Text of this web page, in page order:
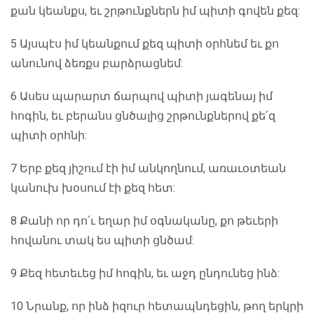
քան կեանքս, եւ շրթունքներն իմ պիտի գովեն քեզ:
5 Այսպէս իմ կեանքում քեզ պիտի օրհնեմ եւ քո
անունով ձեռքս բարձրացնեմ:
6 Ասես պարարտ ճարպով պիտի յագենայ իմ
հոգին, եւ բերանս ցնծալից շրթունքներով քե՛զ
պիտի օրհնի:
7 Երբ քեզ յիշում էի իմ անկողնում, առաւօտեան
կանուխ խօսում էի քեզ հետ:
8 Քանի որ դո՛ւ եղար իմ օգնականը, քո թեւերի
հովանու տակ ես պիտի ցնծամ:
9 Քեզ հետեւեց իմ հոգին, եւ աջդ ընդունեց ինձ:
10 Նրանք, որ ինձ իզուր հետապնդեցին, թող երկրի